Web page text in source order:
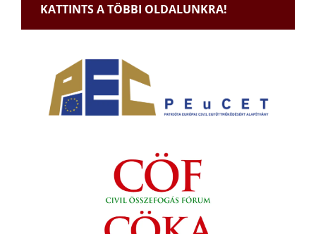
KATTINTS A TÖBBI OLDALUNKRA!